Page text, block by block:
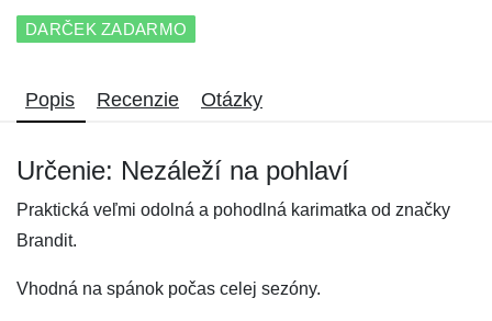
DARČEK ZADARMO
Popis Recenzie Otázky
Určenie: Nezáleží na pohlaví
Praktická veľmi odolná a pohodlná karimatka od značky
Brandit.
Vhodná na spánok počas celej sezóny.